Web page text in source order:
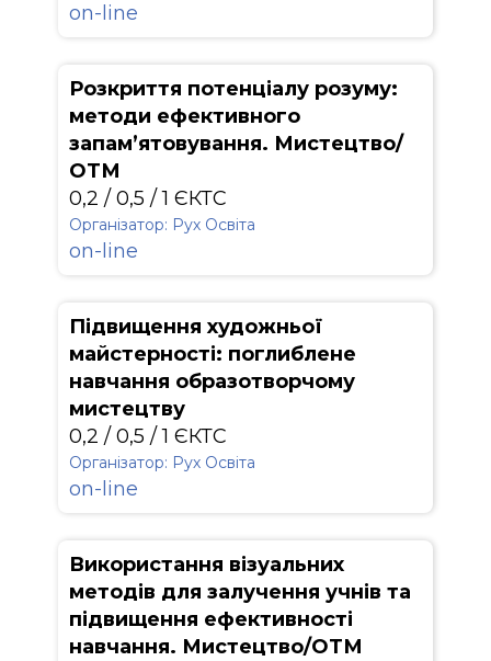
on-line
Розкриття потенціалу розуму:
методи ефективного
запам’ятовування. Мистецтво/
ОТМ
0,2 / 0,5 / 1 ЄКТС
Організатор: Рух Освіта
on-line
Підвищення художньої
майстерності: поглиблене
навчання образотворчому
мистецтву
0,2 / 0,5 / 1 ЄКТС
Організатор: Рух Освіта
on-line
Використання візуальних
методів для залучення учнів та
підвищення ефективності
навчання. Мистецтво/ОТМ